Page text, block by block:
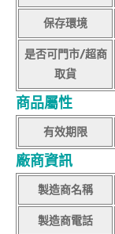
保存環境
是否可門市/超商
取貨
商品屬性
有效期限
廠商資訊
製造商名稱
製造商電話